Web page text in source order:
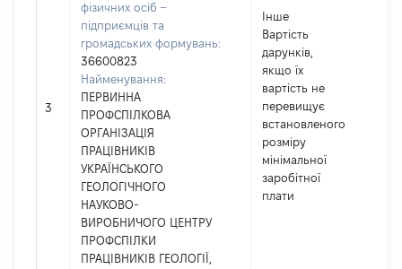
3
фізичних осіб –
підприємців та
громадських формувань:
36600823
Найменування:
ПЕРВИННА
ПРОФСПІЛКОВА
ОРГАНІЗАЦІЯ
ПРАЦІВНИКІВ
УКРАЇНСЬКОГО
ГЕОЛОГІЧНОГО
НАУКОВО-
ВИРОБНИЧОГО ЦЕНТРУ
ПРОФСПІЛКИ
ПРАЦІВНИКІВ ГЕОЛОГІЇ,
Інше
Вартість
дарунків,
якщо їх
вартість не
перевищує
встановленого
розміру
мінімальної
заробітної
плати